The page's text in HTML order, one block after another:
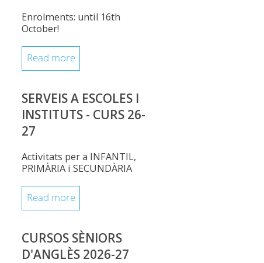
Enrolments: until 16th
October!
Read more
SERVEIS A ESCOLES I
INSTITUTS - CURS 26-
27
Activitats per a INFANTIL,
PRIMÀRIA i SECUNDÀRIA
Read more
CURSOS SÈNIORS
D'ANGLÈS 2026-27